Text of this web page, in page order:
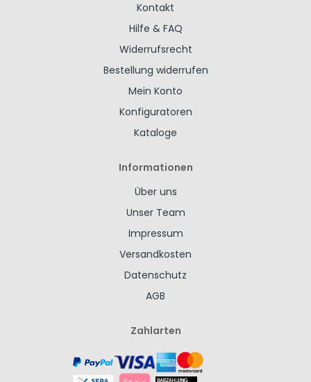
Kontakt
Hilfe & FAQ
Widerrufsrecht
Bestellung widerrufen
Mein Konto
Konfiguratoren
Kataloge
Informationen
Über uns
Unser Team
Impressum
Versandkosten
Datenschutz
AGB
Zahlarten